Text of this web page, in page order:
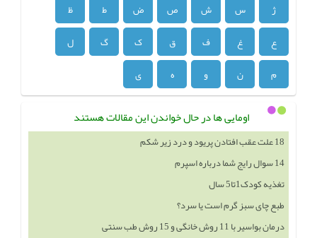
ژ
س ش ص ض ط
ظ
ع
غ ف ق ک گ
ل
م
ن و ه ی
اومایی ها در حال خواندن این مقالات هستند
18 علت عقب افتادن پریود و درد زیر شکم
14 سوال رایج شما درباره اسپرم
تغذیه کودک1تا5 سال
طبع چای سبز گرم است یا سرد؟
درمان بواسیر با 11 روش خانگی و 15 روش طب سنتی